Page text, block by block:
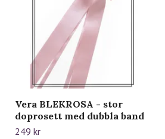
Vera BLEKROSA - stor
doprosett med dubbla band
249 kr